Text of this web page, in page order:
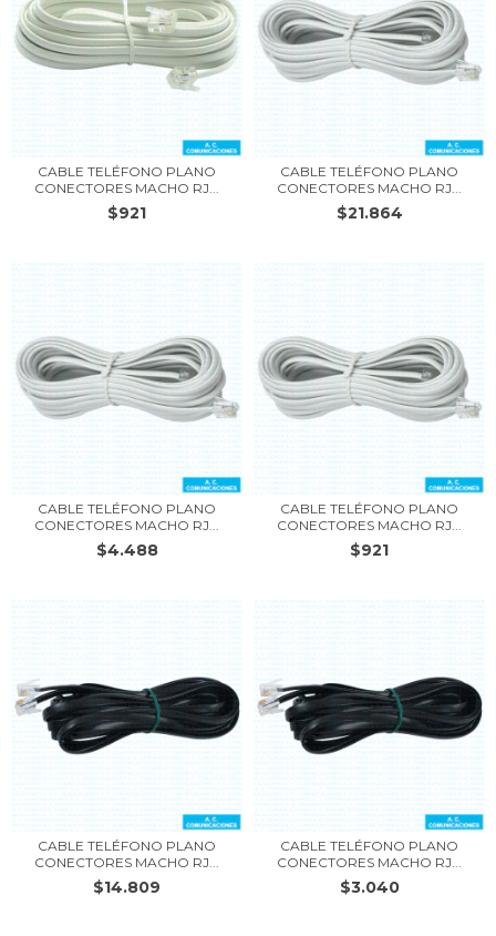
CABLE TELÉFONO PLANO
CONECTORES MACHO RJ...
$921
CABLE TELÉFONO PLANO
CONECTORES MACHO RJ...
$21.864
CABLE TELÉFONO PLANO
CONECTORES MACHO RJ...
$4.488
CABLE TELÉFONO PLANO
CONECTORES MACHO RJ...
$921
CABLE TELÉFONO PLANO
CONECTORES MACHO RJ...
$14.809
CABLE TELÉFONO PLANO
CONECTORES MACHO RJ...
$3.040